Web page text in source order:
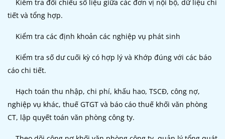
Kiểm tra đối chiếu số liệu giữa các đơn vị nội bộ, dữ liệu chi
tiết và tổng hợp.
Kiểm tra các định khoản các nghiệp vụ phát sinh
Kiểm tra số dư cuối kỳ có hợp lý và Khớp đúng với các báo
cáo chi tiết.
Hạch toán thu nhập, chi phí, khấu hao, TSCĐ, công nợ,
nghiệp vụ khác, thuế GTGT và báo cáo thuế khối văn phòng
CT, lập quyết toán văn phòng công ty.